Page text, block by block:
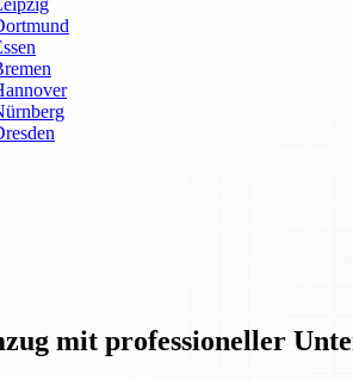
mit professioneller